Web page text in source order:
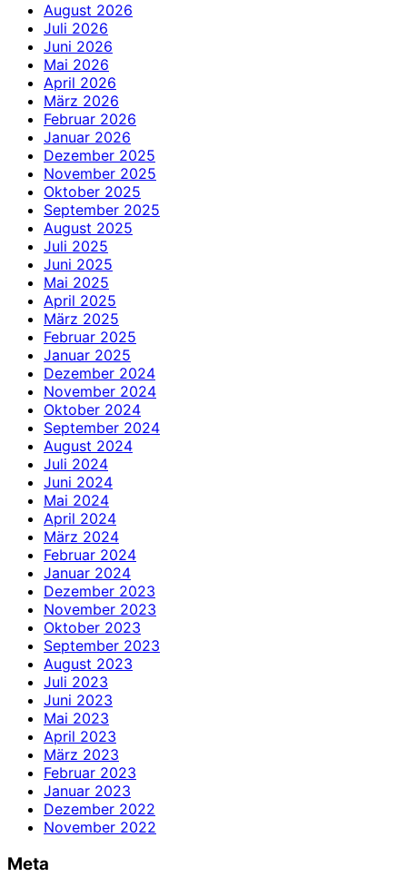
August 2026
Juli 2026
Juni 2026
Mai 2026
April 2026
März 2026
Februar 2026
Januar 2026
Dezember 2025
November 2025
Oktober 2025
September 2025
August 2025
Juli 2025
Juni 2025
Mai 2025
April 2025
März 2025
Februar 2025
Januar 2025
Dezember 2024
November 2024
Oktober 2024
September 2024
August 2024
Juli 2024
Juni 2024
Mai 2024
April 2024
März 2024
Februar 2024
Januar 2024
Dezember 2023
November 2023
Oktober 2023
September 2023
August 2023
Juli 2023
Juni 2023
Mai 2023
April 2023
März 2023
Februar 2023
Januar 2023
Dezember 2022
November 2022
Meta